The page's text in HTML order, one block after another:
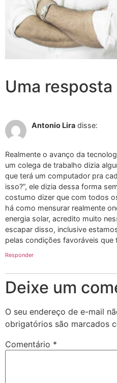
Uma resposta
Antonio Lira disse:
Realmente o avanço da
um colega de trabalho dizia
que terá um computador pra
isso?”, ele dizia dessa forma
costumo dizer que com todos
há como mensurar realmente
energia solar, acredito muito
escapar disso, inclusive
pelas condições favoráveis que
Responder
Deixe um
O seu endereço de e-mail
obrigatórios são marcados
Comentário *